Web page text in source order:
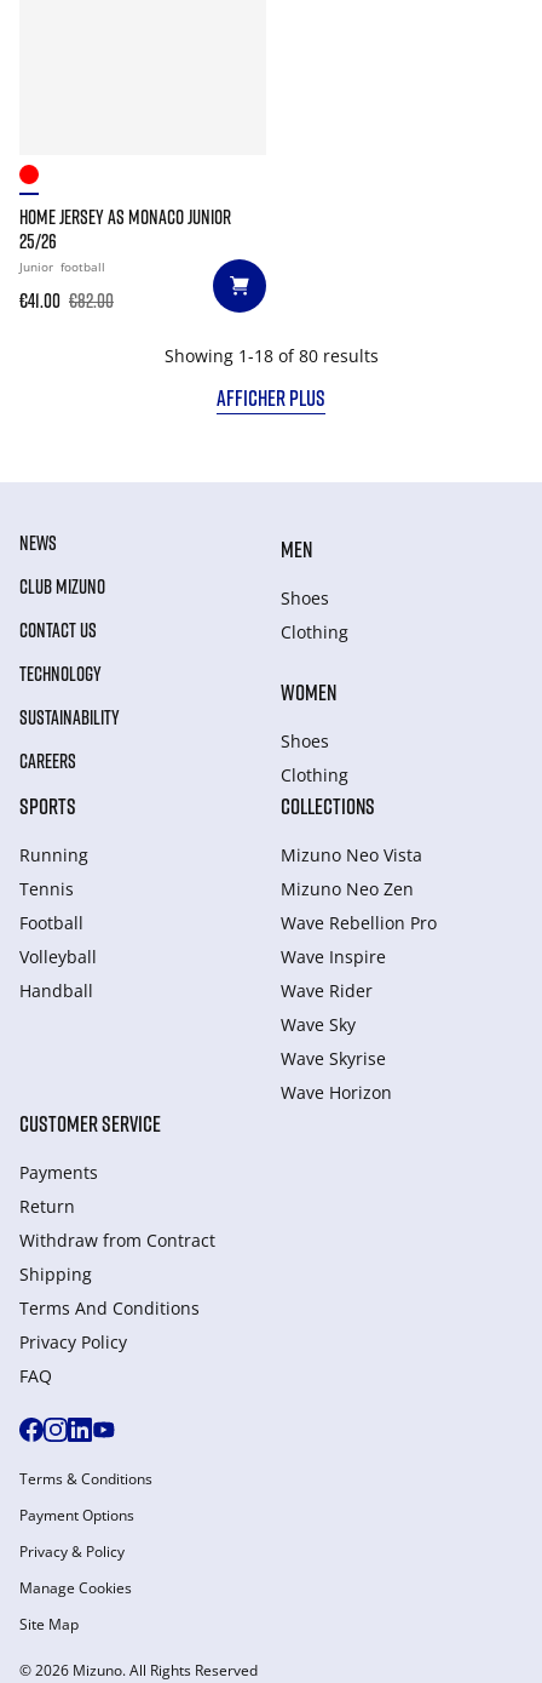
HOME JERSEY AS MONACO JUNIOR
25/26
Junior football
€41.00 €82.00
Showing 1-18 of 80 results
AFFICHER PLUS
NEWS
CLUB MIZUNO
CONTACT US
TECHNOLOGY
SUSTAINABILITY
CAREERS
MEN
Shoes
Clothing
WOMEN
Shoes
Clothing
SPORTS
Running
Tennis
Football
Volleyball
Handball
COLLECTIONS
Mizuno Neo Vista
Mizuno Neo Zen
Wave Rebellion Pro
Wave Inspire
Wave Rider
Wave Sky
Wave Skyrise
Wave Horizon
CUSTOMER SERVICE
Payments
Return
Withdraw from Сontract
Shipping
Terms And Conditions
Privacy Policy
FAQ
© 2026 Mizuno. All Rights Reserved
Terms & Conditions
Payment Options
Privacy & Policy
Manage Cookies
Site Map